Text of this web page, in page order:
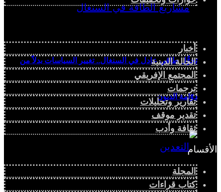
تحوُّل طاقي عادل في السنغال.. تغيير السياسات بدلاً من
دوّامة الديون
أخبار
الحالة الدينية
المجتمع الإفريقي
ترجمات
تقارير وتحليلات
تقدير موقف
ثقافة وأدب
الأقسام
المجلة
كتاب قراءات